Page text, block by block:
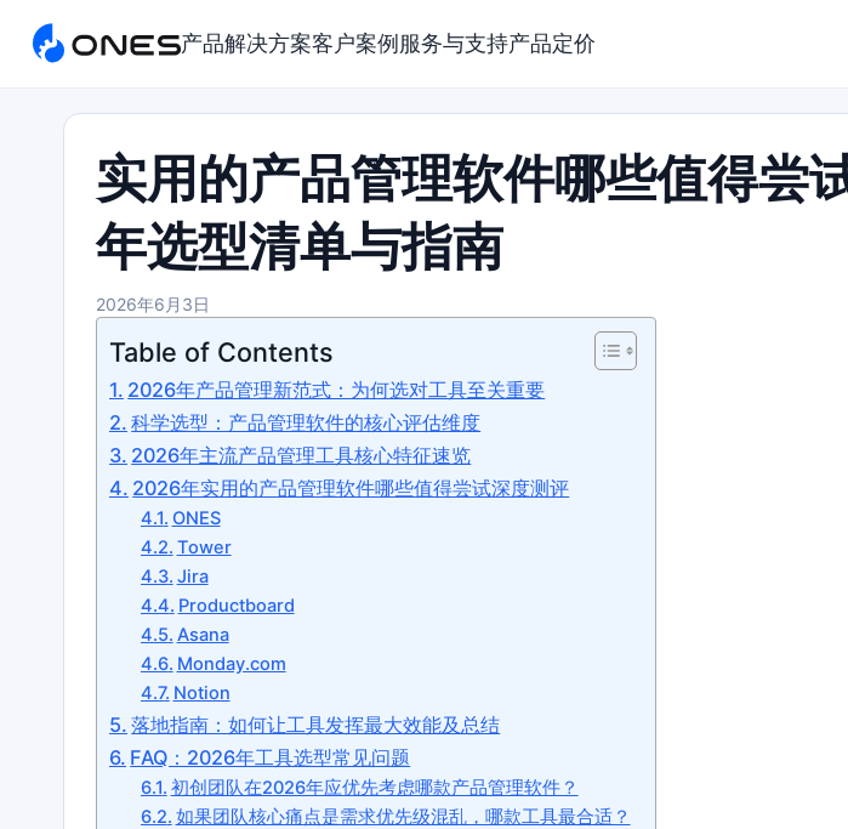
产品解决方案客户案例 服务与支持产品定价
实用的产品管理软件哪些值得尝
年选型清单与指南
2026年6月3日
Table of Contents
2026年产品管理新范式：为何选对工具至关重要
科学选型：产品管理软件的核心评估维度
2026年主流产品管理工具核心特征速览
2026年实用的产品管理软件哪些值得尝试深度测评
ONES
Tower
Jira
Productboard
Asana
Monday.com
Notion
落地指南：如何让工具发挥最大效能及总结
FAQ：2026年工具选型常见问题
初创团队在2026年应优先考虑哪款产品管理软件？
如果团队核心痛点是需求优先级混乱，哪款工具最合适？